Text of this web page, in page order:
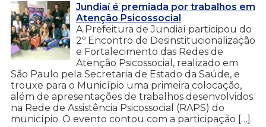
Jundiaí é premiada por trabalhos em
Atenção Psicossocial
A Prefeitura de Jundiaí participou do
2º Encontro de Desinstitucionalização
e Fortalecimento das Redes de
Atenção Psicossocial, realizado em
São Paulo pela Secretaria de Estado da Saúde, e
trouxe para o Município uma primeira colocação,
além de apresentações de trabalhos desenvolvidos
na Rede de Assistência Psicossocial (RAPS) do
município. O evento contou com a participação […]